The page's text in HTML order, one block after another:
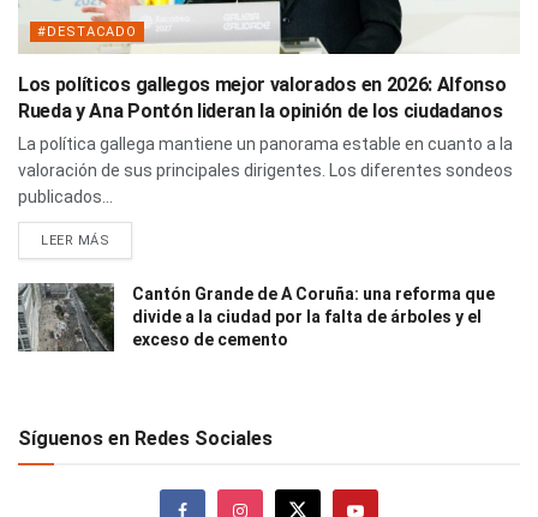
#DESTACADO
Los políticos gallegos mejor valorados en 2026: Alfonso
Rueda y Ana Pontón lideran la opinión de los ciudadanos
La política gallega mantiene un panorama estable en cuanto a la
valoración de sus principales dirigentes. Los diferentes sondeos
publicados...
LEER MÁS
Cantón Grande de A Coruña: una reforma que
divide a la ciudad por la falta de árboles y el
exceso de cemento
Síguenos en Redes Sociales